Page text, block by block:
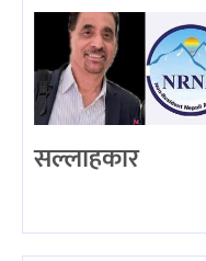
सल्लाहकार